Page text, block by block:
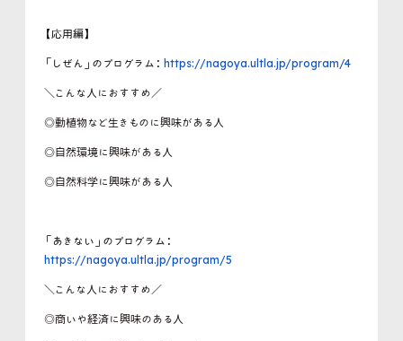
【応用編】
「しぜん」のプログラム： https://nagoya.ultla.jp/program/4
＼こんな人におすすめ／
◎動植物など生きものに興味がある人
◎自然環境に興味がある人
◎自然科学に興味がある人
「あきない」のプログラム：
https://nagoya.ultla.jp/program/5
＼こんな人におすすめ／
◎商いや経済に興味のある人